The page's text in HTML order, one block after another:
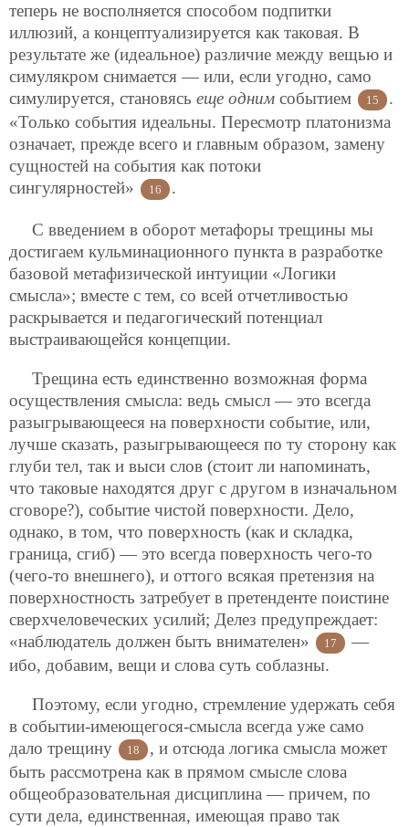
теперь не восполняется способом подпитки
иллюзий, а концептуализируется как таковая. В
результате же (идеальное) различие между вещью и
симулякром снимается — или, если угодно, само
симулируется, становясь еще одним событием 15
.
«Только события идеальны. Пересмотр платонизма
означает, прежде всего и главным образом, замену
сущностей на события как потоки
сингулярностей»
16 .
С введением в оборот метафоры трещины мы
достигаем кульминационного пункта в разработке
базовой метафизической интуиции «Логики
смысла»; вместе с тем, со всей отчетливостью
раскрывается и педагогический потенциал
выстраивающейся концепции.
Трещина есть единственно возможная форма
осуществления смысла: ведь смысл — это всегда
разыгрывающееся на поверхности событие, или,
лучше сказать, разыгрывающееся по ту сторону как
глуби тел, так и выси слов (стоит ли напоминать,
что таковые находятся друг с другом в изначальном
сговоре?), событие чистой поверхности. Дело,
однако, в том, что поверхность (как и складка,
граница, сгиб) — это всегда поверхность чего-то
(чего-то внешнего), и оттого всякая претензия на
поверхностность затребует в претенденте поистине
сверхчеловеческих усилий; Делез предупреждает:
«наблюдатель должен быть внимателен»
17
—
ибо, добавим, вещи и слова суть соблазны.
Поэтому, если угодно, стремление удержать себя
в событии-имеющегося-смысла всегда уже само
дало трещину
18
, и отсюда логика смысла может
быть рассмотрена как в прямом смысле слова
общеобразовательная дисциплина — причем, по
сути дела, единственная, имеющая право так